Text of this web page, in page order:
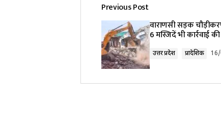
Your email address will not be
Comment*
Previous Post
वाराणसी सड़क
6 मस्जिदें भी कार्रवाई
उत्तर प्रदेश प्रादेशिक